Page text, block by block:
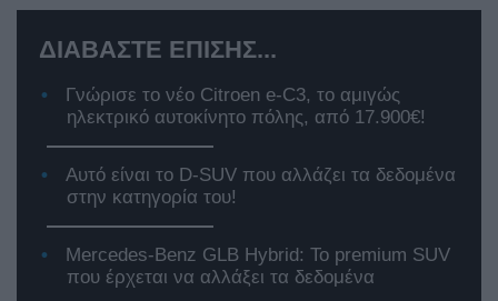
ΔΙΑΒΑΣΤΕ ΕΠΙΣΗΣ...
Γνώρισε το νέο Citroen e-C3, το αμιγώς
ηλεκτρικό αυτοκίνητο πόλης, από 17.900€!
Αυτό είναι το D-SUV που αλλάζει τα δεδομένα
στην κατηγορία του!
Mercedes-Benz GLB Hybrid: Το premium SUV
που έρχεται να αλλάξει τα δεδομένα